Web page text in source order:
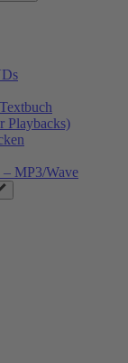
Playbacks)
MP3/Wave